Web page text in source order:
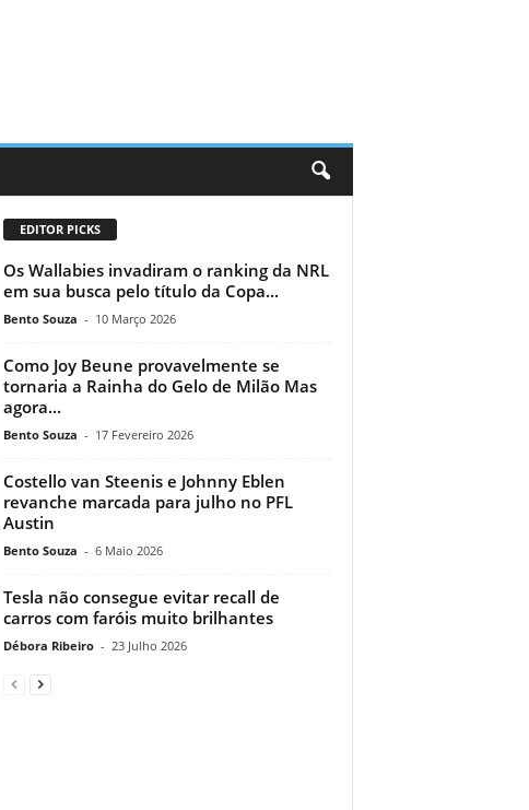
EDITOR PICKS
Os Wallabies invadiram o ranking da NRL
em sua busca pelo título da Copa...
Bento Souza - 10 Março 2026
Como Joy Beune provavelmente se
tornaria a Rainha do Gelo de Milão Mas
agora...
Bento Souza - 17 Fevereiro 2026
Costello van Steenis e Johnny Eblen
revanche marcada para julho no PFL
Austin
Bento Souza - 6 Maio 2026
Tesla não consegue evitar recall de
carros com faróis muito brilhantes
Débora Ribeiro - 23 Julho 2026